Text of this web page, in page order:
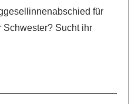
für
Schwester? Sucht ihr